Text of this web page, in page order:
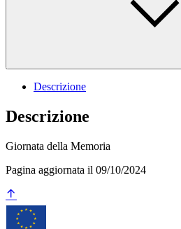
Descrizione
Descrizione
Giornata della Memoria
Pagina aggiornata il 09/10/2024